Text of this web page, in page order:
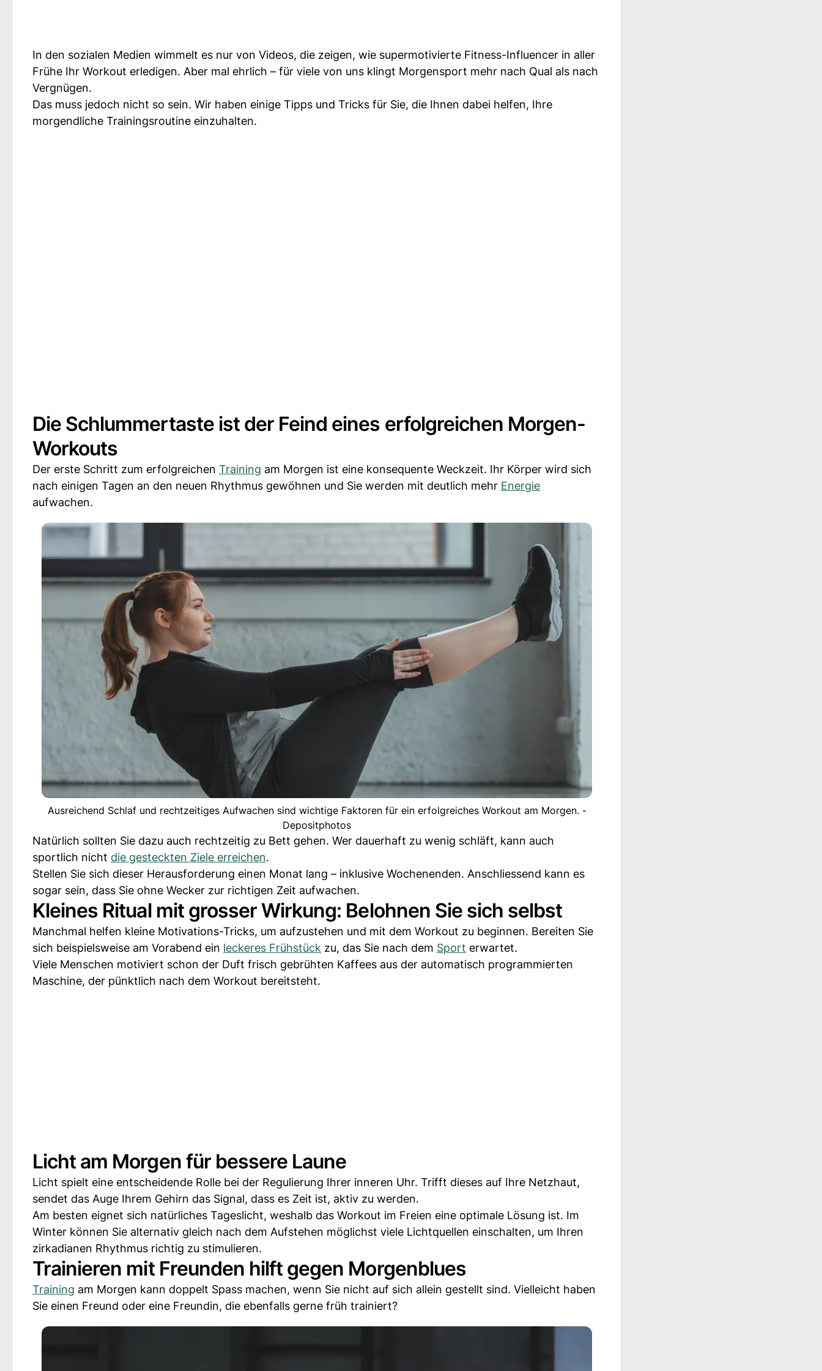
In den sozialen Medien wimmelt es nur von Videos, die zeigen, wie supermotivierte Fitness-Influencer in aller
Frühe Ihr Workout erledigen. Aber mal ehrlich – für viele von uns klingt Morgensport mehr nach Qual als nach
Vergnügen.
Das muss jedoch nicht so sein. Wir haben einige Tipps und Tricks für Sie, die Ihnen dabei helfen, Ihre
morgendliche Trainingsroutine einzuhalten.
Die Schlummertaste ist der Feind eines erfolgreichen Morgen-
Workouts
Der erste Schritt zum erfolgreichen Training am Morgen ist eine konsequente Weckzeit. Ihr Körper wird sich
nach einigen Tagen an den neuen Rhythmus gewöhnen und Sie werden mit deutlich mehr Energie
aufwachen.
Ausreichend Schlaf und rechtzeitiges Aufwachen sind wichtige Faktoren für ein erfolgreiches Workout am Morgen. -
Depositphotos
Natürlich sollten Sie dazu auch rechtzeitig zu Bett gehen. Wer dauerhaft zu wenig schläft, kann auch
sportlich nicht die gesteckten Ziele erreichen.
Stellen Sie sich dieser Herausforderung einen Monat lang – inklusive Wochenenden. Anschliessend kann es
sogar sein, dass Sie ohne Wecker zur richtigen Zeit aufwachen.
Kleines Ritual mit grosser Wirkung: Belohnen Sie sich selbst
Manchmal helfen kleine Motivations-Tricks, um aufzustehen und mit dem Workout zu beginnen. Bereiten Sie
sich beispielsweise am Vorabend ein leckeres Frühstück zu, das Sie nach dem Sport erwartet.
Viele Menschen motiviert schon der Duft frisch gebrühten Kaffees aus der automatisch programmierten
Maschine, der pünktlich nach dem Workout bereitsteht.
Licht am Morgen für bessere Laune
Licht spielt eine entscheidende Rolle bei der Regulierung Ihrer inneren Uhr. Trifft dieses auf Ihre Netzhaut,
sendet das Auge Ihrem Gehirn das Signal, dass es Zeit ist, aktiv zu werden.
Am besten eignet sich natürliches Tageslicht, weshalb das Workout im Freien eine optimale Lösung ist. Im
Winter können Sie alternativ gleich nach dem Aufstehen möglichst viele Lichtquellen einschalten, um Ihren
zirkadianen Rhythmus richtig zu stimulieren.
Trainieren mit Freunden hilft gegen Morgenblues
Training am Morgen kann doppelt Spass machen, wenn Sie nicht auf sich allein gestellt sind. Vielleicht haben
Sie einen Freund oder eine Freundin, die ebenfalls gerne früh trainiert?